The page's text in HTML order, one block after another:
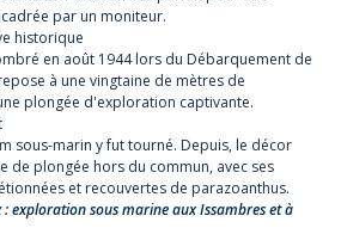
par un moniteur.
historique
en août 1944 lors du Débarquement de
à une vingtaine de mètres de
plongée d'exploration captivante.
sous-marin y fut tourné. Depuis, le décor
de plongée hors du commun, avec ses
et recouvertes de parazoanthus.
: exploration sous marine aux Issambres et à